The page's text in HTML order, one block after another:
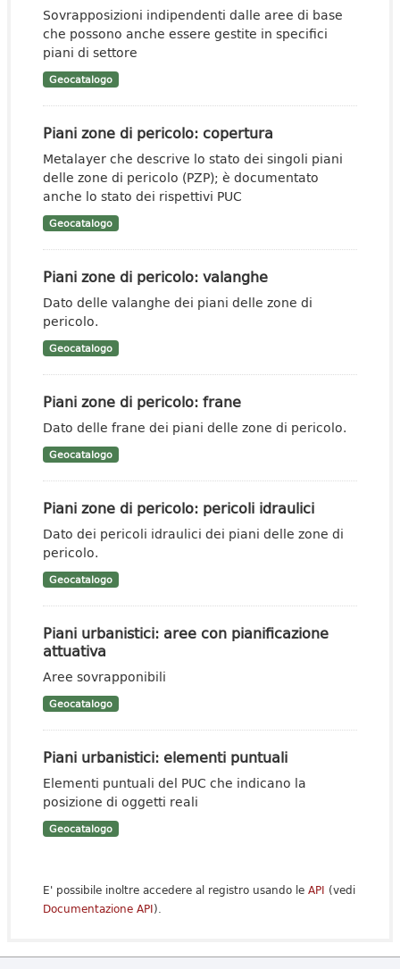
Sovrapposizioni indipendenti dalle aree di base
che possono anche essere gestite in specifici
piani di settore
Geocatalogo
Piani zone di pericolo: copertura
Metalayer che descrive lo stato dei singoli piani
delle zone di pericolo (PZP); è documentato
anche lo stato dei rispettivi PUC
Geocatalogo
Piani zone di pericolo: valanghe
Dato delle valanghe dei piani delle zone di
pericolo.
Geocatalogo
Piani zone di pericolo: frane
Dato delle frane dei piani delle zone di pericolo.
Geocatalogo
Piani zone di pericolo: pericoli idraulici
Dato dei pericoli idraulici dei piani delle zone di
pericolo.
Geocatalogo
Piani urbanistici: aree con pianificazione
attuativa
Aree sovrapponibili
Geocatalogo
Piani urbanistici: elementi puntuali
Elementi puntuali del PUC che indicano la
posizione di oggetti reali
Geocatalogo
E' possibile inoltre accedere al registro usando le API (vedi
Documentazione API).